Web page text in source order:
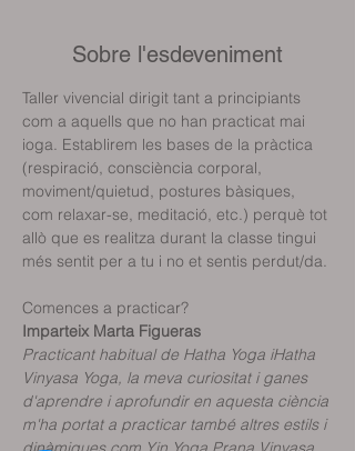
Sobre l'esdeveniment
Taller vivencial dirigit tant a principiants
com a aquells que no han practicat mai
ioga. Establirem les bases de la pràctica
(respiració, consciència corporal,
moviment/quietud, postures bàsiques,
com relaxar-se, meditació, etc.) perquè tot
allò que es realitza durant la classe tingui
Comences a practicar?
Imparteix Marta Figueras
Practicant habitual de Hatha Yoga iHatha
Vinyasa Yoga, la meva curiositat i ganes
d'aprendre i aprofundir en aquesta ciència
m'ha portat a practicar també altres estils i